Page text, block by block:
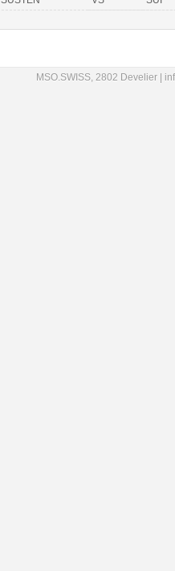
MSO.SWISS, 2802 Develier |